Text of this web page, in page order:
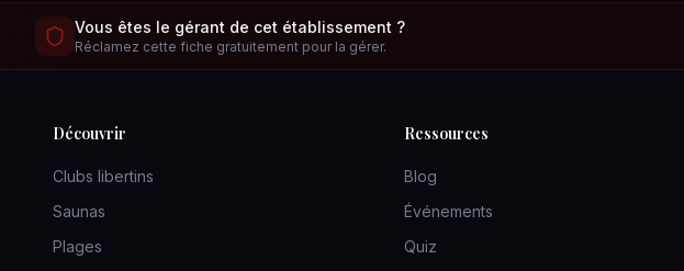
Vous êtes le gérant de cet établissement ?
Réclamez cette fiche gratuitement pour la gérer.
Découvrir
Clubs libertins
Saunas
Plages
Ressources
Blog
Événements
Quiz